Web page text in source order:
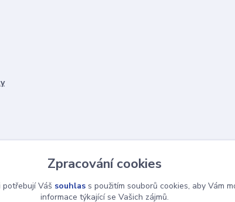
Zpracování cookies
Váš souhlass použitím souborů cookies, aby Vám
informace týkající se Vašich zájmů.